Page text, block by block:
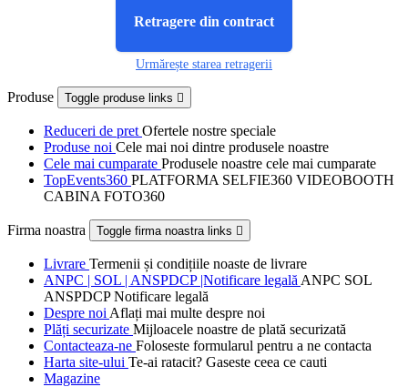
Retragere din contract
Urmărește starea retragerii
Produse Toggle produse links 
Reduceri de pret Ofertele nostre speciale
Produse noi Cele mai noi dintre produsele noastre
Cele mai cumparate Produsele noastre cele mai cumparate
TopEvents360 PLATFORMA SELFIE360 VIDEOBOOTH
CABINA FOTO360
Firma noastra Toggle firma noastra links 
Livrare Termenii și condițiile noaste de livrare
ANPC | SOL | ANSPDCP |Notificare legală ANPC SOL
ANSPDCP Notificare legală
Despre noi Aflați mai multe despre noi
Plăți securizate Mijloacele noastre de plată securizată
Contacteaza-ne Foloseste formularul pentru a ne contacta
Harta site-ului Te-ai ratacit? Gaseste ceea ce cauti
Magazine